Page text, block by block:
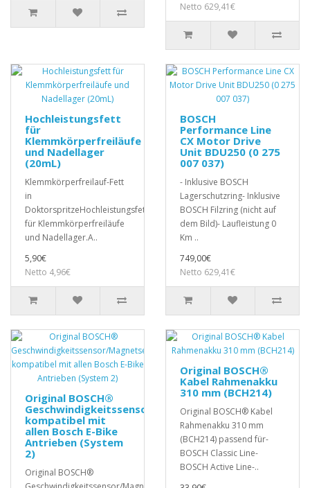
Netto 629,41€
Hochleistungsfett
für
Klemmkörperfreiläufe
und Nadellager
(20mL)
Klemmkörperfreilauf-Fett
in
DoktorspritzeHochleistungsfett
für Klemmkörperfreiläufe
und Nadellager.A..
5,90€
Netto 4,96€
BOSCH
Performance Line
CX Motor Drive
Unit BDU250 (0 275
007 037)
- Inklusive BOSCH
Lagerschutzring- Inklusive
BOSCH Filzring (nicht auf
dem Bild)- Laufleistung 0
Km ..
749,00€
Netto 629,41€
Original BOSCH®
Geschwindigkeitssensor/Magnetsensor
kompatibel mit
allen Bosch E-Bike
Antrieben (System
2)
Original BOSCH®
Original BOSCH®
Kabel Rahmenakku
310 mm (BCH214)
Original BOSCH® Kabel
Rahmenakku 310 mm
(BCH214) passend für-
BOSCH Classic Line-
BOSCH Active Line-..